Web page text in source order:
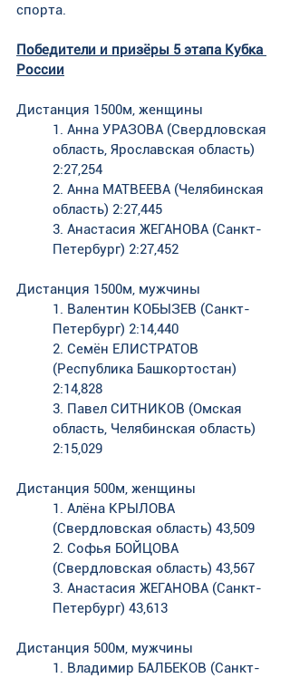
спорта.
Победители и призёры 5 этапа Кубка
России
Дистанция 1500м, женщины
1. Анна УРАЗОВА (Свердловская
область, Ярославская область)
2:27,254
2. Анна МАТВЕЕВА (Челябинская
область) 2:27,445
3. Анастасия ЖЕГАНОВА (Санкт-
Петербург) 2:27,452
Дистанция 1500м, мужчины
1. Валентин КОБЫЗЕВ (Санкт-
Петербург) 2:14,440
2. Семён ЕЛИСТРАТОВ
(Республика Башкортостан)
2:14,828
3. Павел СИТНИКОВ (Омская
область, Челябинская область)
2:15,029
Дистанция 500м, женщины
1. Алёна КРЫЛОВА
(Свердловская область) 43,509
2. Софья БОЙЦОВА
(Свердловская область) 43,567
3. Анастасия ЖЕГАНОВА (Санкт-
Петербург) 43,613
Дистанция 500м, мужчины
1. Владимир БАЛБЕКОВ (Санкт-